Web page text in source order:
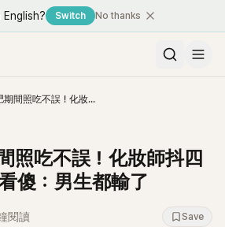
English? Switch No thanks
aespa減肥期間照吃不誤！化妝師抖四人真實食量網看傻：男生都輸了
照吃不誤！化妝師抖四
傻：男生都輸了
閱讀 Save